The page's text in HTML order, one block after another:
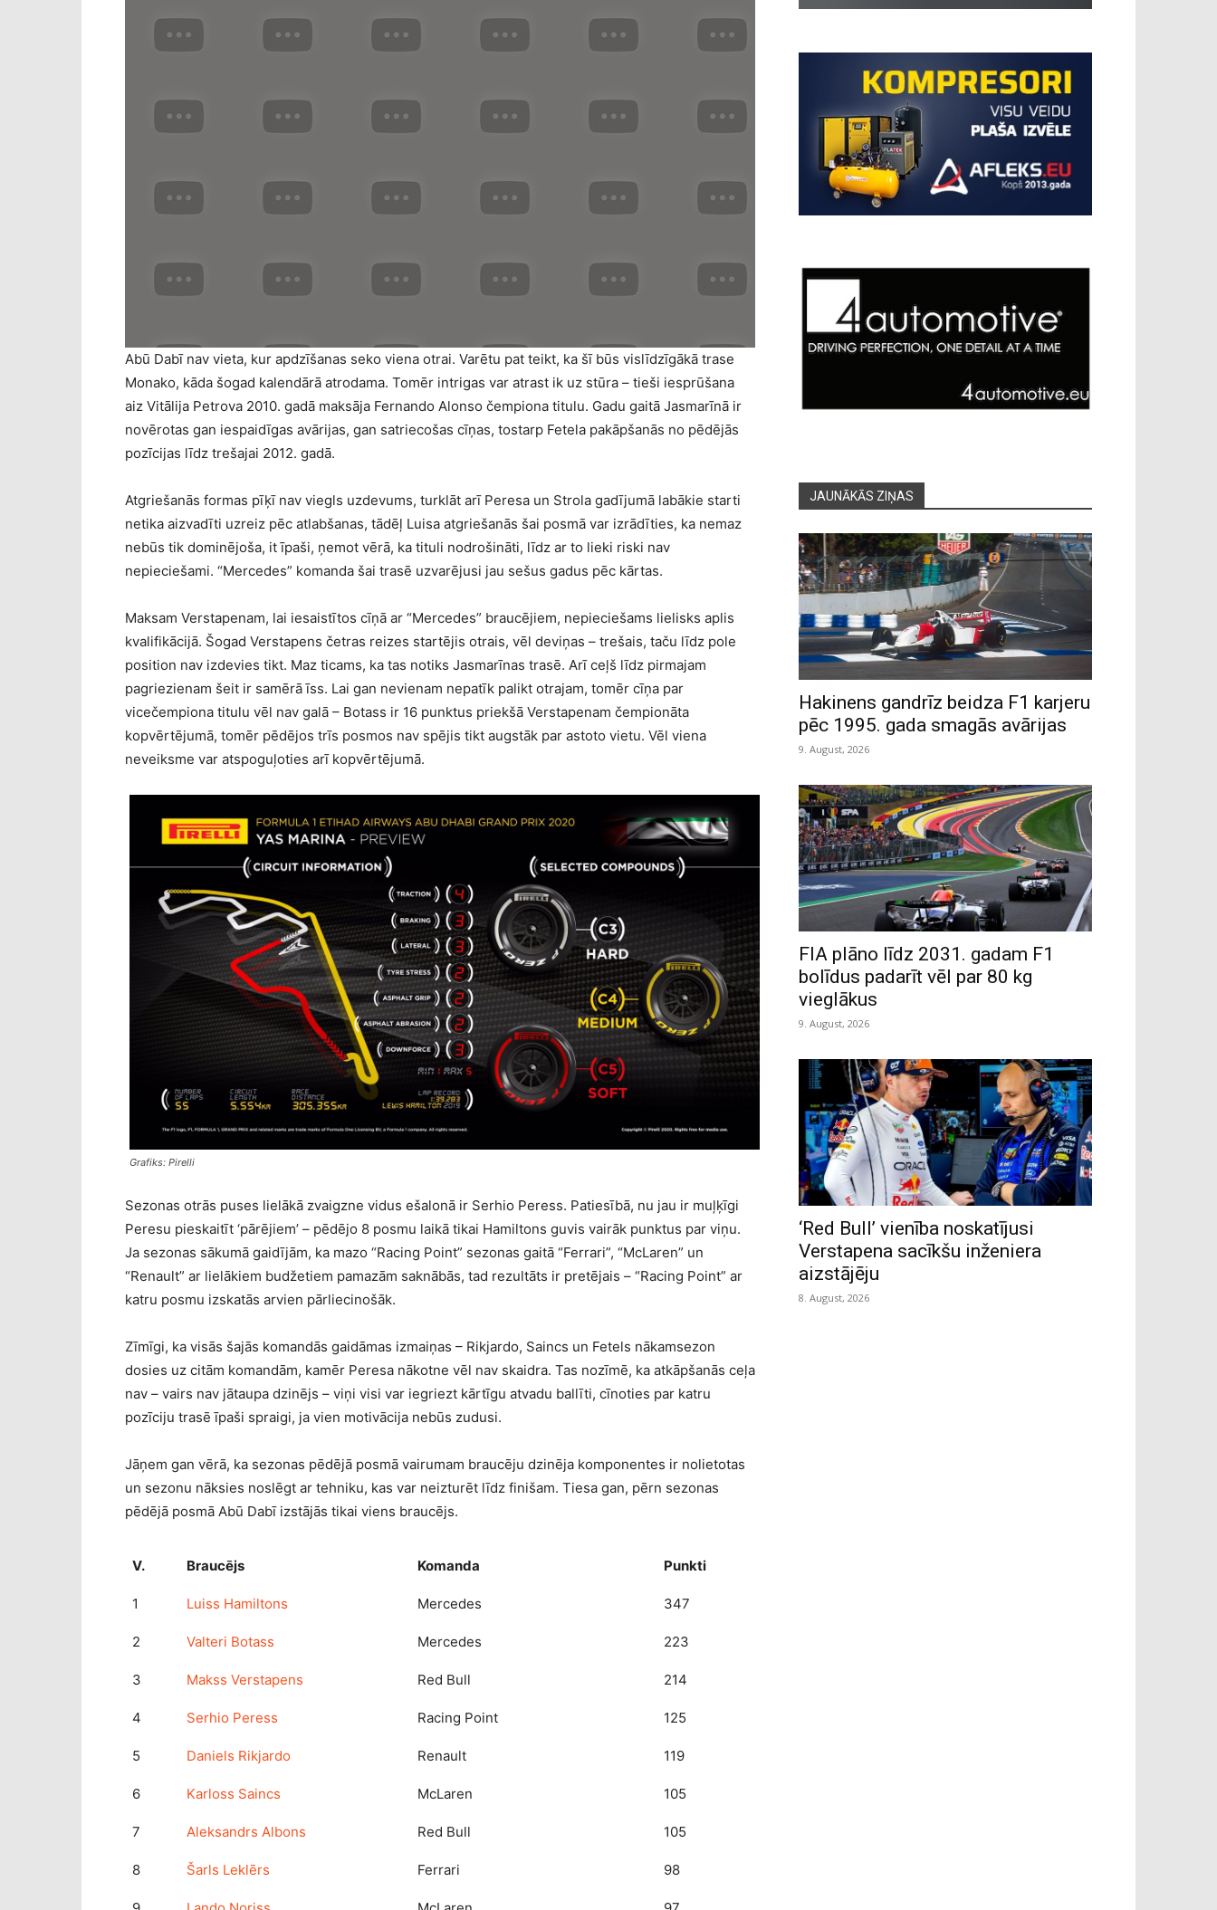
Abū Dabī nav vieta, kur apdzīšanas seko viena otrai. Varētu pat teikt, ka šī būs vislīdzīgākā trase
Monako, kāda šogad kalendārā atrodama. Tomēr intrigas var atrast ik uz stūra – tieši iesprūšana
aiz Vitālija Petrova 2010. gadā maksāja Fernando Alonso čempiona titulu. Gadu gaitā Jasmarīnā ir
novērotas gan iespaidīgas avārijas, gan satriecošas cīņas, tostarp Fetela pakāpšanās no pēdējās
pozīcijas līdz trešajai 2012. gadā.
Atgriešanās formas pīķī nav viegls uzdevums, turklāt arī Peresa un Strola gadījumā labākie starti
netika aizvadīti uzreiz pēc atlabšanas, tādēļ Luisa atgriešanās šai posmā var izrādīties, ka nemaz
nebūs tik dominējoša, it īpaši, ņemot vērā, ka tituli nodrošināti, līdz ar to lieki riski nav
nepieciešami. “Mercedes” komanda šai trasē uzvarējusi jau sešus gadus pēc kārtas.
Maksam Verstapenam, lai iesaistītos cīņā ar “Mercedes” braucējiem, nepieciešams lielisks aplis
kvalifikācijā. Šogad Verstapens četras reizes startējis otrais, vēl deviņas – trešais, taču līdz pole
position nav izdevies tikt. Maz ticams, ka tas notiks Jasmarīnas trasē. Arī ceļš līdz pirmajam
pagriezienam šeit ir samērā īss. Lai gan nevienam nepatīk palikt otrajam, tomēr cīņa par
vicečempiona titulu vēl nav galā – Botass ir 16 punktus priekšā Verstapenam čempionāta
kopvērtējumā, tomēr pēdējos trīs posmos nav spējis tikt augstāk par astoto vietu. Vēl viena
neveiksme var atspoguļoties arī kopvērtējumā.
Grafiks: Pirelli
Sezonas otrās puses lielākā zvaigzne vidus ešalonā ir Serhio Peress. Patiesībā, nu jau ir muļķīgi
Peresu pieskaitīt ‘pārējiem’ – pēdējo 8 posmu laikā tikai Hamiltons guvis vairāk punktus par viņu.
Ja sezonas sākumā gaidījām, ka mazo “Racing Point” sezonas gaitā “Ferrari”, “McLaren” un
“Renault” ar lielākiem budžetiem pamazām saknābās, tad rezultāts ir pretējais – “Racing Point” ar
katru posmu izskatās arvien pārliecinošāk.
Zīmīgi, ka visās šajās komandās gaidāmas izmaiņas – Rikjardo, Saincs un Fetels nākamsezon
dosies uz citām komandām, kamēr Peresa nākotne vēl nav skaidra. Tas nozīmē, ka atkāpšanās ceļa
nav – vairs nav jātaupa dzinējs – viņi visi var iegriezt kārtīgu atvadu ballīti, cīnoties par katru
pozīciju trasē īpaši spraigi, ja vien motivācija nebūs zudusi.
Jāņem gan vērā, ka sezonas pēdējā posmā vairumam braucēju dzinēja komponentes ir nolietotas
un sezonu nāksies noslēgt ar tehniku, kas var neizturēt līdz finišam. Tiesa gan, pērn sezonas
pēdējā posmā Abū Dabī izstājās tikai viens braucējs.
V. Braucējs Komanda Punkti
1 Luiss Hamiltons Mercedes 347
2 Valteri Botass Mercedes 223
3 Makss Verstapens Red Bull 214
4 Serhio Peress Racing Point 125
5 Daniels Rikjardo Renault 119
6 Karloss Saincs McLaren 105
7 Aleksandrs Albons Red Bull 105
8 Šarls Leklērs Ferrari 98
JAUNĀKĀS ZIŅAS
Hakinens gandrīz beidza F1 karjeru
pēc 1995. gada smagās avārijas
9. August, 2026
FIA plāno līdz 2031. gadam F1
bolīdus padarīt vēl par 80 kg
vieglākus
9. August, 2026
‘Red Bull’ vienība noskatījusi
Verstapena sacīkšu inženiera
aizstājēju
8. August, 2026